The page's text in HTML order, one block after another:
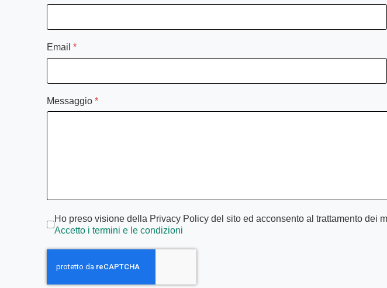
Email *
Messaggio *
Termini di servizio*
Ho preso visione della Privacy Policy del sito ed acconsento al trattamento dei
Accetto i termini e le condizioni